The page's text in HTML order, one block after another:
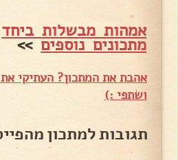
אמהות מבשלות ביחד
מתכונים נוספים>>
אהבת את המתכון? העתיקי
ושתפי :)
תגובות למתכון